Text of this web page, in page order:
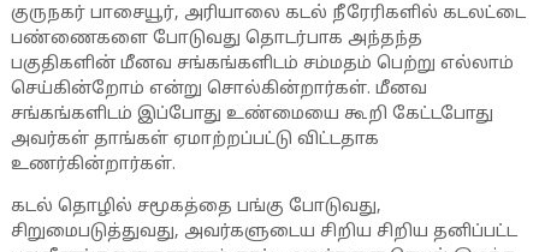
குருநகர் பாசையூர், அரியாலை கடல் நீரேரிகளில் கடலட்டை
பண்ணைகளை போடுவது தொடர்பாக அந்தந்த
பகுதிகளின் மீனவ சங்கங்களிடம் சம்மதம் பெற்று எல்லாம்
செய்கின்றோம் என்று சொல்கின்றார்கள். மீனவ
சங்கங்களிடம் இப்போது உண்மையை கூறி கேட்டபோது
அவர்கள் தாங்கள் ஏமாற்றப்பட்டு விட்டதாக
உணர்கின்றார்கள்.
கடல் தொழில் சமூகத்தை பங்கு போடுவது,
சிறுமைபடுத்துவது, அவர்களுடைய சிறிய சிறிய தனிப்பட்ட